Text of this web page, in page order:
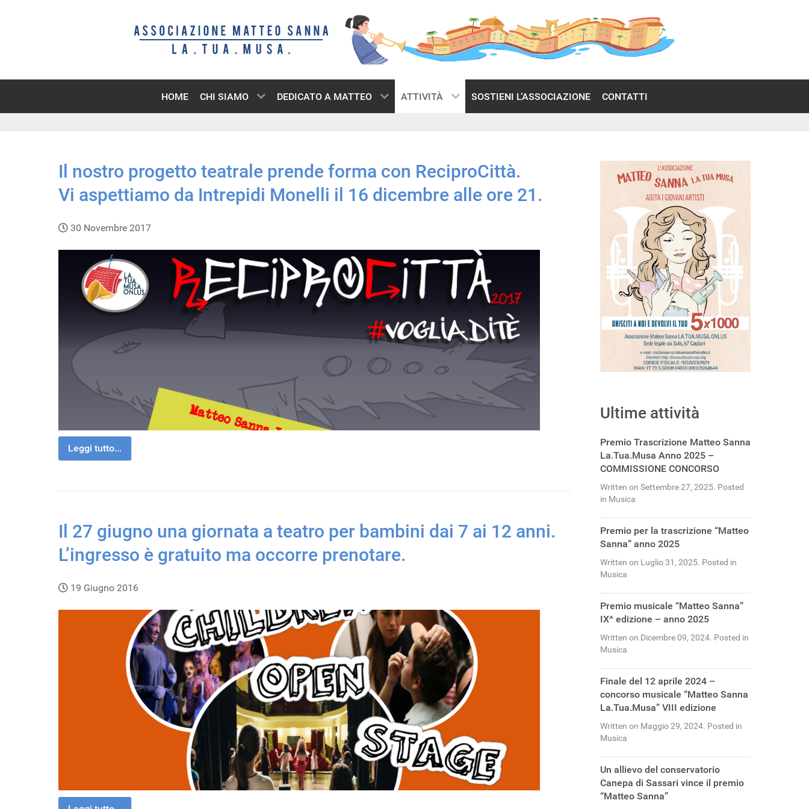
HOME CHI SIAMO DEDICATO A MATTEO ATTIVITÀ SOSTIENI L’ASSOCIAZIONE CONTATTI
Il nostro progetto teatrale prende forma con ReciproCittà.
Vi aspettiamo da Intrepidi Monelli il 16 dicembre alle ore 21.
30 Novembre 2017
Leggi tutto...
Il 27 giugno una giornata a teatro per bambini dai 7 ai 12 anni.
L’ingresso è gratuito ma occorre prenotare.
19 Giugno 2016
Ultime attività
Premio Trascrizione Matteo Sanna
La.Tua.Musa Anno 2025 –
COMMISSIONE CONCORSO
Written on Settembre 27, 2025. Posted
in Musica
Premio per la trascrizione “Matteo
Sanna” anno 2025
Written on Luglio 31, 2025. Posted in
Musica
Premio musicale “Matteo Sanna”
IX^ edizione – anno 2025
Written on Dicembre 09, 2024. Posted in
Musica
Finale del 12 aprile 2024 –
concorso musicale “Matteo Sanna
La.Tua.Musa” VIII edizione
Written on Maggio 29, 2024. Posted in
Musica
Un allievo del conservatorio
Canepa di Sassari vince il premio
“Matteo Sanna”